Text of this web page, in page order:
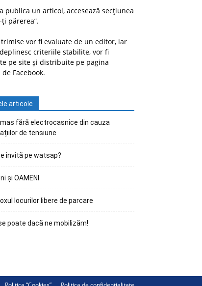
publica un articol, accesează secțiunea
ți părerea”.
trimise vor fi evaluate de un editor, iar
criteriile stabilite, vor fi
pe site și distribuite pe pagina
Facebook.
articole
fără electrocasnice din cauza
de tensiune
invită pe watsap?
și OAMENI
locurilor libere de parcare
poate dacă ne mobilizăm!